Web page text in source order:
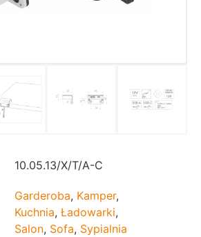
10.05.13/X/T/A-C
Garderoba, Kamper,
Kuchnia, Ładowarki,
Salon, Sofa, Sypialnia